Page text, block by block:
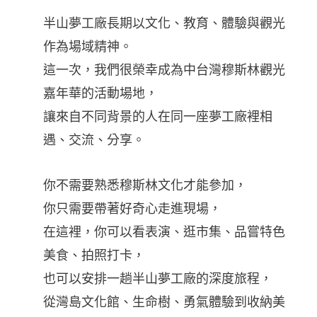
半山夢工廠長期以文化、教育、體驗與觀光
作為場域精神。
這一次，我們很榮幸成為中台灣穆斯林觀光
嘉年華的活動場地，
讓來自不同背景的人在同一座夢工廠裡相
遇、交流、分享。
你不需要熟悉穆斯林文化才能參加，
你只需要帶著好奇心走進現場，
在這裡，你可以看表演、逛市集、品嘗特色
美食、拍照打卡，
也可以安排一趟半山夢工廠的深度旅程，
從灣島文化館、生命樹、勇氣體驗到收納美